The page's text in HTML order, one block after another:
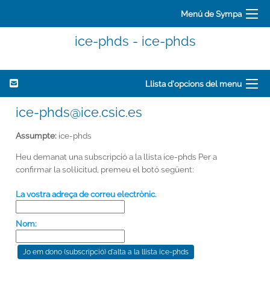
Menú de Sympa
ice-phds - ice-phds
Llista d'opcions del menu
ice-phds@ice.csic.es
Assumpte: ice-phds
Heu demanat una subscripció a la llista ice-phds Per a
confirmar la sol·licitud, premeu el botó següent:
La vostra adreça de correu electrònic.
Nom: